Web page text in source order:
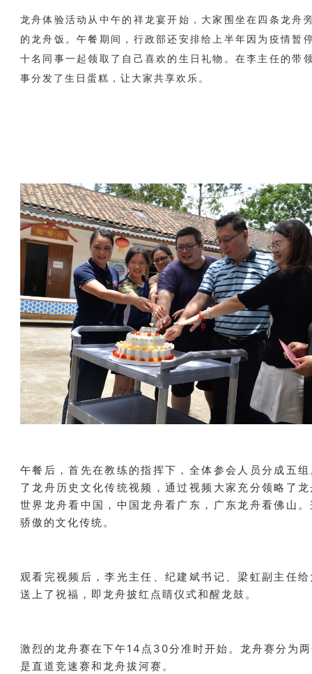
龙舟体验活动从中午的祥龙宴开始，大家围坐在四条龙舟
的龙舟饭。午餐期间，行政部还安排给上半年因为疫情暂
十名同事一起领取了自己喜欢的生日礼物。在李主任的带
事分发了生日蛋糕，让大家共享欢乐。
午餐后，首先在教练的指挥下，全体参会人员分成五
了龙舟历史文化传统视频，通过视频大家充分领略了
世界龙舟看中国，中国龙舟看广东，广东龙舟看佛山
骄傲的文化传统。
观看完视频后，李光主任、纪建斌书记、梁虹副主任
送上了祝福，即龙舟披红点睛仪式和醒龙鼓。
激烈的龙舟赛在下午14点30分准时开始。龙舟赛分为
是直道竞速赛和龙舟拔河赛。